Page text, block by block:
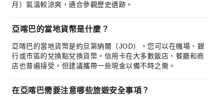
月）氣溫較涼爽，適合參觀歷史遺跡。
亞喀巴的當地貨幣是什麼？
亞喀巴的當地貨幣是約旦第納爾（JOD）。您可以在機場、銀
行或市區的兌換點兌換貨幣。信用卡在大多數飯店、餐廳和商
店也普遍接受，但建議攜帶一些現金以備不時之需。
在亞喀巴需要注意哪些旅遊安全事項？